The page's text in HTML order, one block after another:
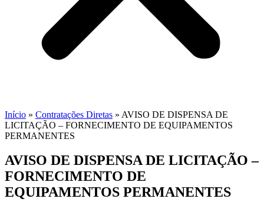
Início » Contratações Diretas » AVISO DE DISPENSA DE
LICITAÇÃO – FORNECIMENTO DE EQUIPAMENTOS
PERMANENTES
AVISO DE DISPENSA DE LICITAÇÃO –
FORNECIMENTO DE
EQUIPAMENTOS PERMANENTES